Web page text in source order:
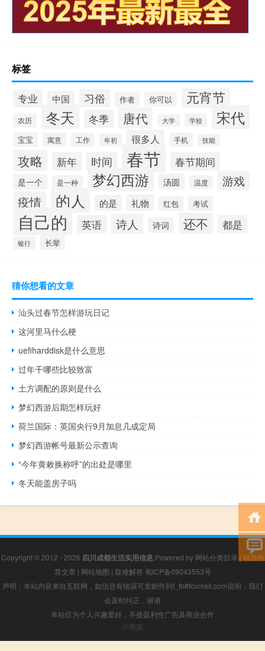
标签
专业 中国 习俗 作者 你可以 元宵节
农历 冬天 冬季 唐代 大学 学校 宋代
宝宝 寓意 工作 年初 很多人 手机 技能
攻略 新年 时间 春节 春节期间
是一个 是一种 梦幻西游 汤圆 温度 游戏
疫情 的人 的是 礼物 红包 考试
自己的 英语 诗人 诗词 还不 都是
银行 长辈
猜你想看的文章
汕头过春节怎样游玩日记
这河里马什么梗
uefiharddisk是什么意思
过年干哪些比较致富
土方调配的原则是什么
梦幻西游后期怎样玩好
荷兰国际：英国央行9月加息几成定局
梦幻西游帐号最新公示查询
“今年黄敕换称呼”的出处是哪里
冬天能盖房子吗
Copyright © 2012 - 2026 四川成都生活实用信息 Powered by 网站分类目录 | 精选推
荐文章 | 网站地图 | 疑难解答 蜀ICP备09043553号
声明：本站内容来自互联网，如信息有错误可发邮件到f_fb#foxmail.com说明，我们
会及时纠正，谢谢
本站仅为个人兴趣爱好，不接盈利性广告及商业合作
小男孩